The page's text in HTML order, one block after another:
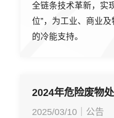
全链条技术革新，实
位”，为工业、商业
的冷能支持。
2024年危险废物
2025/03/10｜公告